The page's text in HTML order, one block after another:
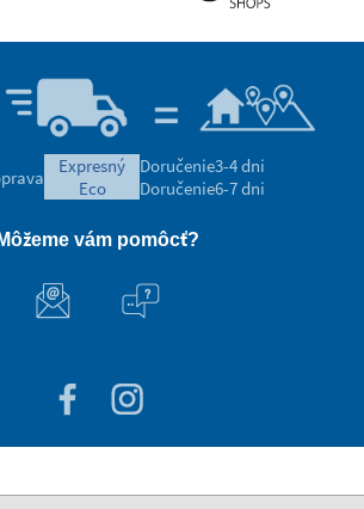
expresný
eco
Doručenie3-4 dni
Doručenie6-7 dni
Môžeme vám pomôcť?